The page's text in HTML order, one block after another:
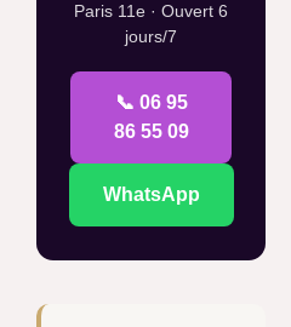
Paris 11e · Ouvert 6
jours/7
📞 06 95
86 55 09
WhatsApp